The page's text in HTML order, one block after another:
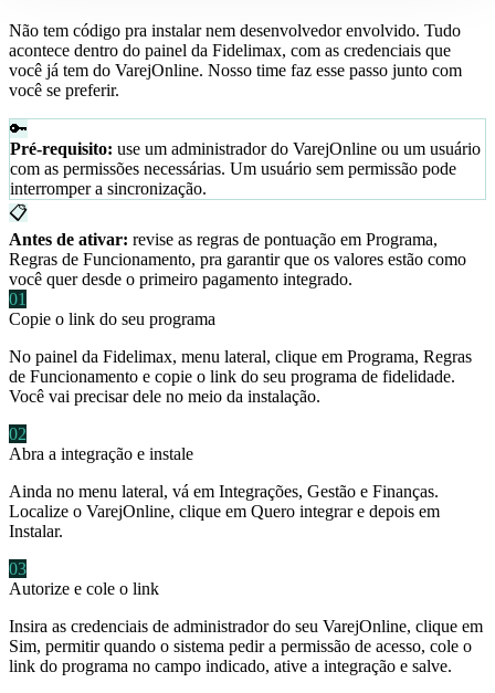
Não tem código pra instalar nem desenvolvedor envolvido. Tudo
acontece dentro do painel da Fidelimax, com as credenciais que
você já tem do VarejOnline. Nosso time faz esse passo junto com
você se preferir.
🔑
Pré-requisito: use um administrador do VarejOnline ou um usuário
com as permissões necessárias. Um usuário sem permissão pode
interromper a sincronização.
📋
Antes de ativar: revise as regras de pontuação em Programa,
Regras de Funcionamento, pra garantir que os valores estão como
você quer desde o primeiro pagamento integrado.
01
Copie o link do seu programa
No painel da Fidelimax, menu lateral, clique em Programa, Regras
de Funcionamento e copie o link do seu programa de fidelidade.
Você vai precisar dele no meio da instalação.
02
Abra a integração e instale
Ainda no menu lateral, vá em Integrações, Gestão e Finanças.
Localize o VarejOnline, clique em Quero integrar e depois em
Instalar.
03
Autorize e cole o link
Insira as credenciais de administrador do seu VarejOnline, clique em
Sim, permitir quando o sistema pedir a permissão de acesso, cole o
link do programa no campo indicado, ative a integração e salve.